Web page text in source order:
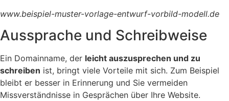
www.beispiel-muster-vorlage-entwurf-vorbild-modell.de
Aussprache und Schreibweise
Ein Domainname, der leicht auszusprechen und zu
schreiben ist, bringt viele Vorteile mit sich. Zum Beispiel
bleibt er besser in Erinnerung und Sie vermeiden
Missverständnisse in Gesprächen über Ihre Website.